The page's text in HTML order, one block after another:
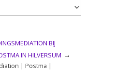
BIJ
IN HILVERSUM →
| Postma |